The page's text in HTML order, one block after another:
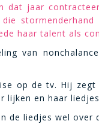
dat jaar
die
haar talent als
van
op de tv. Hij
lijken en haar liedjes
liedjes wel over